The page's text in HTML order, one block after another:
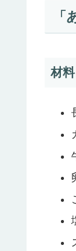
材料